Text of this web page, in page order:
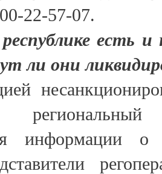
22-57-07.
есть и
ли они
информации о